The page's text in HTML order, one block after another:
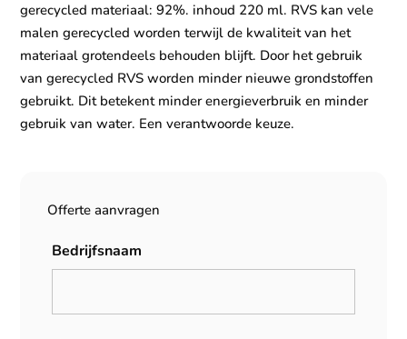
gerecycled materiaal: 92%. inhoud 220 ml. RVS kan vele
malen gerecycled worden terwijl de kwaliteit van het
materiaal grotendeels behouden blijft. Door het gebruik
van gerecycled RVS worden minder nieuwe grondstoffen
gebruikt. Dit betekent minder energieverbruik en minder
gebruik van water. Een verantwoorde keuze.
Offerte aanvragen
Bedrijfsnaam